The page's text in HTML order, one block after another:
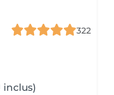
322
inclus)